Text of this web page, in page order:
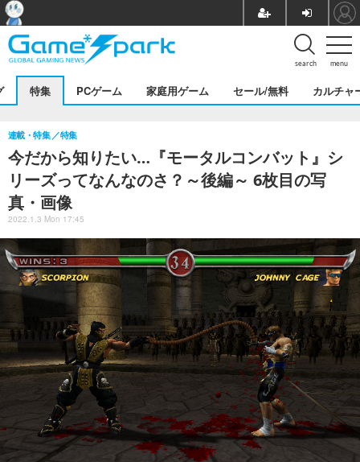
menu
search
特集 PCゲーム 家庭用ゲーム セール/無料 カルチャ
今だから知りたい…『モータルコンバット』シ
リーズってなんなのさ？～後編～ 6枚目の写
真・画像
連載・特集 特集
2022.1.3 Mon 17:45